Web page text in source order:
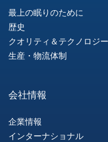
最上の眠りのために
歴史
クオリティ＆テクノロジー
生産・物流体制
会社情報
企業情報
インターナショナル